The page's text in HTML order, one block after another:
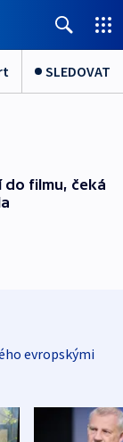
SLEDOVAT
do filmu, čeká
evropskými